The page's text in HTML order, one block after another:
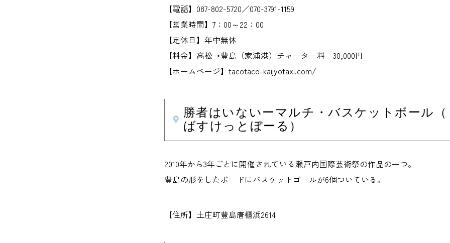
【電話】087-802-5720／070-3791-1159
【営業時間】7：00～22：00
【定休日】年中無休
【料金】高松→豊島（家浦港）チャーター料 30,000円
【ホームページ】tacotaco-kaijyotaxi.com/
勝者はいないーマルチ・バスケットボール
ばすけっとぼーる）
2010年から3年ごとに開催されている瀬戸内国際芸術祭の作品の一つ。
豊島の形をしたボードにバスケットゴールが6個ついている。
【住所】土庄町豊島唐櫃浜2614